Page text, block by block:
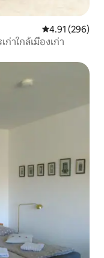
คะแนนเฉลี่ย
4.91 (296)
าใกล้เมืองเก่า